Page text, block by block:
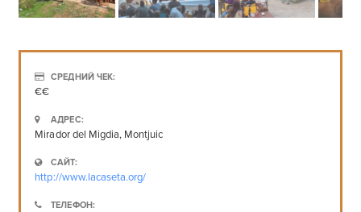
СРЕДНИЙ ЧЕК:
€€
АДРЕС:
Mirador del Migdia, Montjuic
САЙТ:
http://www.lacaseta.org/
ТЕЛЕФОН: